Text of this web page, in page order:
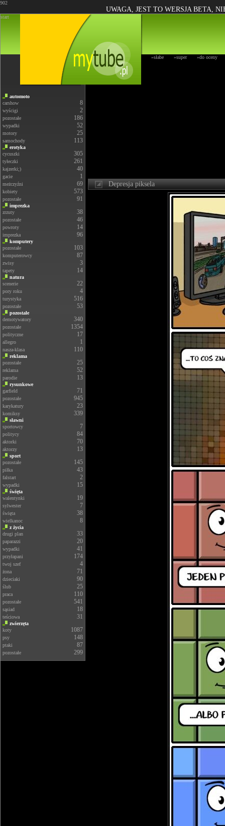
902
UWAGA, JEST TO WERSJA BETA,
start
»słabe »super »do oceny
automoto
carshow
8
wyścigi 2
pozostałe 186
wypadki 52
motory 25
samochody 113
erotyka
cycuszki
305
tyłeczki 261
kajzerki;) 40
gacie 1
meżczyźni 69
kobiety 573
pozostałe 91
imprezka
zrzuty
38
pozostałe 46
powroty 14
imprezka 96
komputery
pozostałe
103
komputerowcy 87
zwisy 3
tapety 14
natura
scenerie
22
pory roku 4
turystyka 516
pozostałe 53
pozostałe
demotywatory
340
pozostałe 1354
polityczne 17
allegro 1
nasza-klasa 110
reklama
pozostałe
25
reklama 52
parodie 13
rysunkowe
garfield
71
pozostałe 945
karykatury 23
komiksy 339
sławni
sportowcy
7
politycy 84
aktorki 70
aktorzy 13
sport
pozostałe
145
piłka 43
falstart 2
wypadki 15
święta
walentynki
19
sylwester 7
święta 38
wielkanoc 8
z życia
drugi plan
33
paparazzi 20
wypadki 41
przyłapani 174
twoj szef 4
żona 71
dzieciaki 90
ślub 25
praca 110
pozostałe 541
sąsiad 18
teściowa 31
zwierzęta
koty
1087
psy 148
ptaki 87
pozostałe 299
Depresja piksela